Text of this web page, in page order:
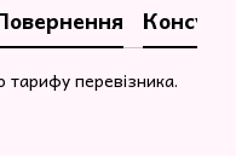
перевізника.